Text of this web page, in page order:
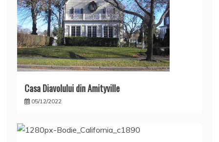
Casa Diavolului din Amityville
05/12/2022